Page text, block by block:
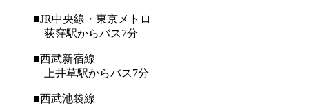
■JR中央線・東京メトロ
荻窪駅からバス7分
■西武新宿線
上井草駅からバス7分
■西武池袋線